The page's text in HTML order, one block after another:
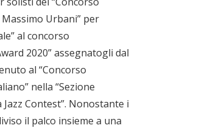
Urbani” per
al concorso
2020” assegnatogli dal
al “Concorso
nella “Sezione
Contest”. Nonostante i
il palco insieme a una